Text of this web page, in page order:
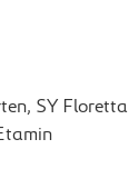
SY Floretta